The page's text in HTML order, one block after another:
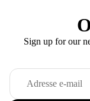
Sign up for our